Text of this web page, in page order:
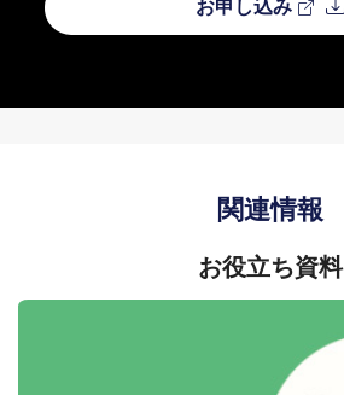
お申し込み
関連情報
お役立ち資料